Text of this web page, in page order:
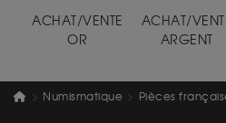
ACHAT/VENTE
OR
ACHAT/
ARGENT
Numismatique Pièces